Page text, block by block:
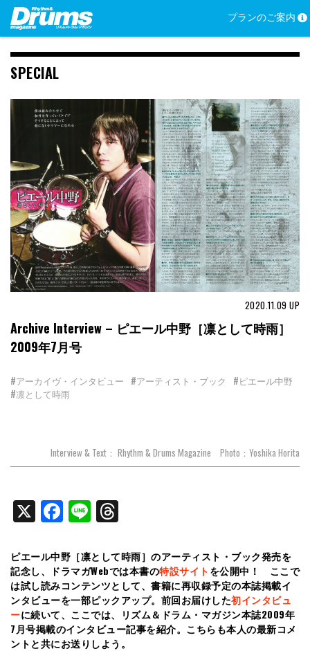
Skip
content
プランのご案内
SPECIAL
2020.11.09 UP
Archive Interview – ピエール中野［凛として時雨］
2009年7月号
#アーカイヴ・インタビュー #アーティスト・ブック
#ピエール中野
#凛として時雨
Interview & Text： Rhythm & Drums Magazine Photo：Yoshika Horita
X Facebook
Line
ピエール中野［凛として時雨］のアーティスト・ブック発売を
記念し、ドラマガWebでは本書の特設サイトを公開中！ ここで
は試し読みコンテンツとして、書籍に再収録予定の本誌掲載イ
ンタビューを一部ピックアップ。前回お届けした初インタビュ
ーに続いて、ここでは、リズム＆ドラム・マガジン本誌2009年
7月号掲載のインタビュー記事を紹介。こちらも本人の最新コメ
ントと共にお送りしよう。